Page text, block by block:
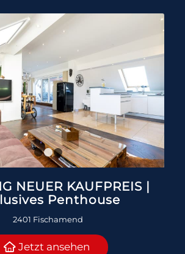
1 2 3
NEUER KAUFPREIS |
Penthouse
2401 Fischamend
Jetzt ansehen